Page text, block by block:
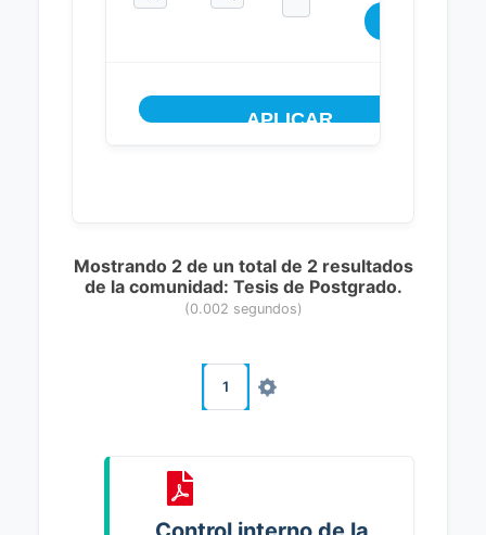
Mostrando 2 de un total de 2 resultados
de la comunidad: Tesis de Postgrado.
(0.002 segundos)
1